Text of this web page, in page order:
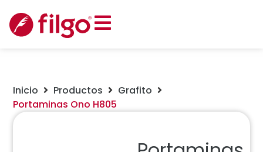
Inicio Productos
Grafito
Portaminas Ono H805